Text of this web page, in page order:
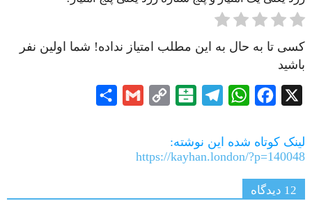
کسی تا به حال به این مطلب امتیاز نداده! شما اولین نفر
باشید
X
Facebook
WhatsApp
Telegram
Balatarin
Copy
Gmail
لینک کوتاه شده این نوشته:
https://kayhan.london/?p=140048
12 دیدگاه‌